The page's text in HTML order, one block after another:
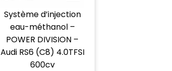
Système d’injection
eau-méthanol –
POWER DIVISION –
Audi RS6 (C8) 4.0TFSI
600cv